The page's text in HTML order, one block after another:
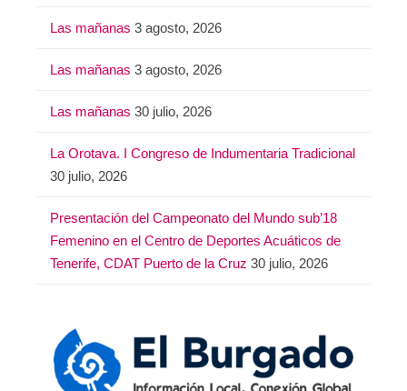
Las mañanas 3 agosto, 2026
Las mañanas 3 agosto, 2026
Las mañanas 30 julio, 2026
La Orotava. I Congreso de Indumentaria Tradicional
30 julio, 2026
Presentación del Campeonato del Mundo sub’18
Femenino en el Centro de Deportes Acuáticos de
Tenerife, CDAT Puerto de la Cruz 30 julio, 2026